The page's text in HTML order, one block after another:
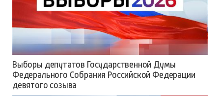
Выборы депутатов Государственной Думы
Федерального Собрания Российской Федерации
девятого созыва